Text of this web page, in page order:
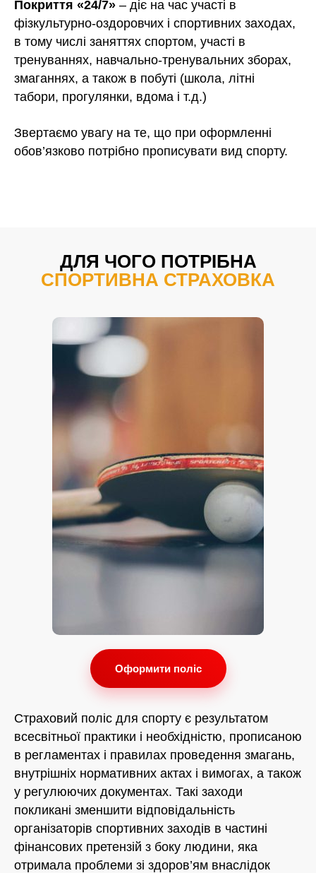
Покриття «24/7» – діє на час участі в
фізкультурно-оздоровчих і спортивних заходах,
в тому числі заняттях спортом, участі в
тренуваннях, навчально-тренувальних зборах,
змаганнях, а також в побуті (школа, літні
табори, прогулянки, вдома і т.д.)
Звертаємо увагу на те, що при оформленні
обов’язково потрібно прописувати вид спорту.
ДЛЯ ЧОГО ПОТРІБНА
СПОРТИВНА СТРАХОВКА
Оформити поліс
Страховий поліс для спорту є результатом
всесвітньої практики і необхідністю, прописаною
в регламентах і правилах проведення змагань,
внутрішніх нормативних актах і вимогах, а також
у регулюючих документах. Такі заходи
покликані зменшити відповідальність
організаторів спортивних заходів в частині
фінансових претензій з боку людини, яка
отримала проблеми зі здоров’ям внаслідок